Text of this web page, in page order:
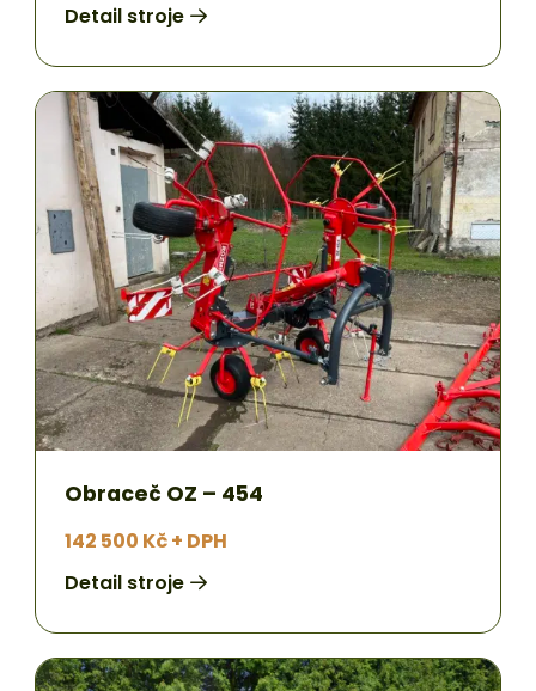
Detail stroje
Obraceč OZ – 454
142 500 Kč + DPH
Detail stroje